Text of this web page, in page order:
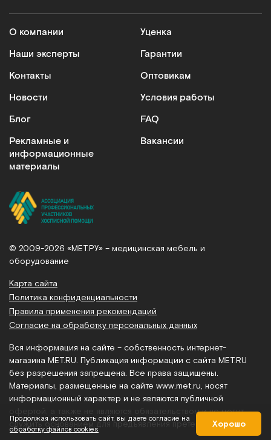
О компании
Наши эксперты
Контакты
Новости
Блог
Рекламные и
информационные
материалы
Уценка
Гарантии
Оптовикам
Условия работы
FAQ
Вакансии
© 2009-2026 «МЕТ.РУ» – медицинская мебель и
оборудование
Карта сайта
Политика конфиденциальности
Правила применения рекомендаций
Согласие на обработку персональных данных
Вся информация на сайте – собственность интернет-
магазина MET.RU. Публикация информации с сайта MET.RU
без разрешения запрещена. Все права защищены.
Материалы, размещенные на сайте www.met.ru , носят
информационный характер и не являются публичной
офертой, а также не являются обязательством и не могут
служить основанием для предъявления претензий.
Продолжая использовать сайт, вы даете согласие на
обработку файлов cookies
Хорошо